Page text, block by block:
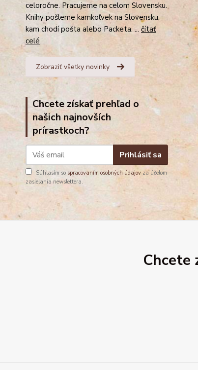
celoročne. Pracujeme na celom Slovensku.
Knihy pošleme kamkoľvek na Slovensku,
kam chodí pošta alebo Packeta. ... čítať
celé
Zobraziť všetky novinky
Chcete získať prehľad o
našich najnovších
prírastkoch?
Prihlásiť sa
Súhlasím so spracovaním osobných údajov za účelom
zasielania newslettera.
Chcete